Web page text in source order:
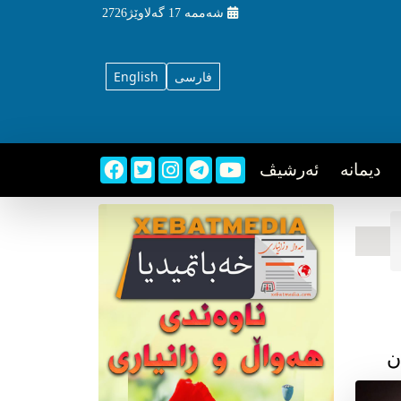
شه‌ممه‌ 17 گه‌لاوێژ2726
English فارسی
دیمانه ئه‌رشیڤ